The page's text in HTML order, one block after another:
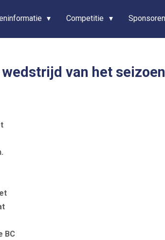
Competitie Sponsoren
van het seizoen
BC